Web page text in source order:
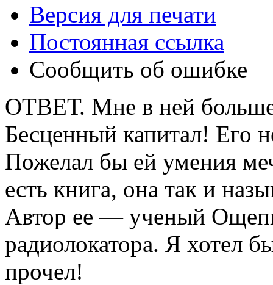
Версия для печати
Постоянная ссылка
Сообщить об ошибке
ОТВЕТ. Мне в ней больше
Бесценный капитал! Его
Пожелал бы ей умения
есть книга, она так и
Автор ее — ученый
радиолокатора. Я хотел
прочел!